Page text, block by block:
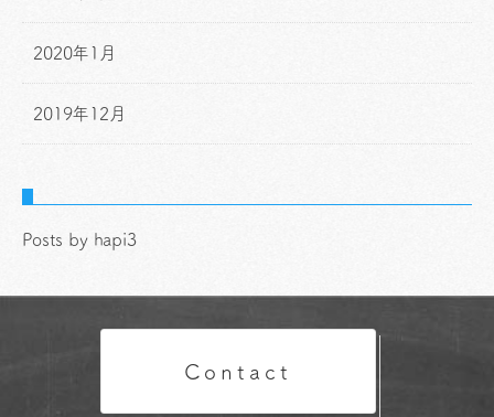
2020年1月
2019年12月
Posts by hapi3
Contact